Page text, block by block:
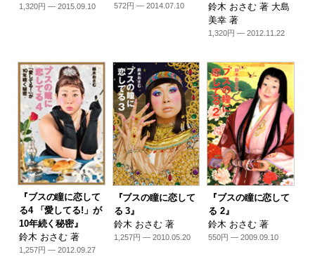
1,320円 — 2015.09.10 572円 — 2014.07.10
鈴木 おさむ 著 大島
美幸 著
1,320円 — 2012.11.22
『ブスの瞳に恋して
る4 「愛してる!」が
10年続く秘密』
鈴木 おさむ 著
1,257円 — 2012.09.27
『ブスの瞳に恋して
る 3』
鈴木 おさむ 著
1,257円 — 2010.05.20
『ブスの瞳に恋して
る 2』
鈴木 おさむ 著
550円 — 2009.09.10